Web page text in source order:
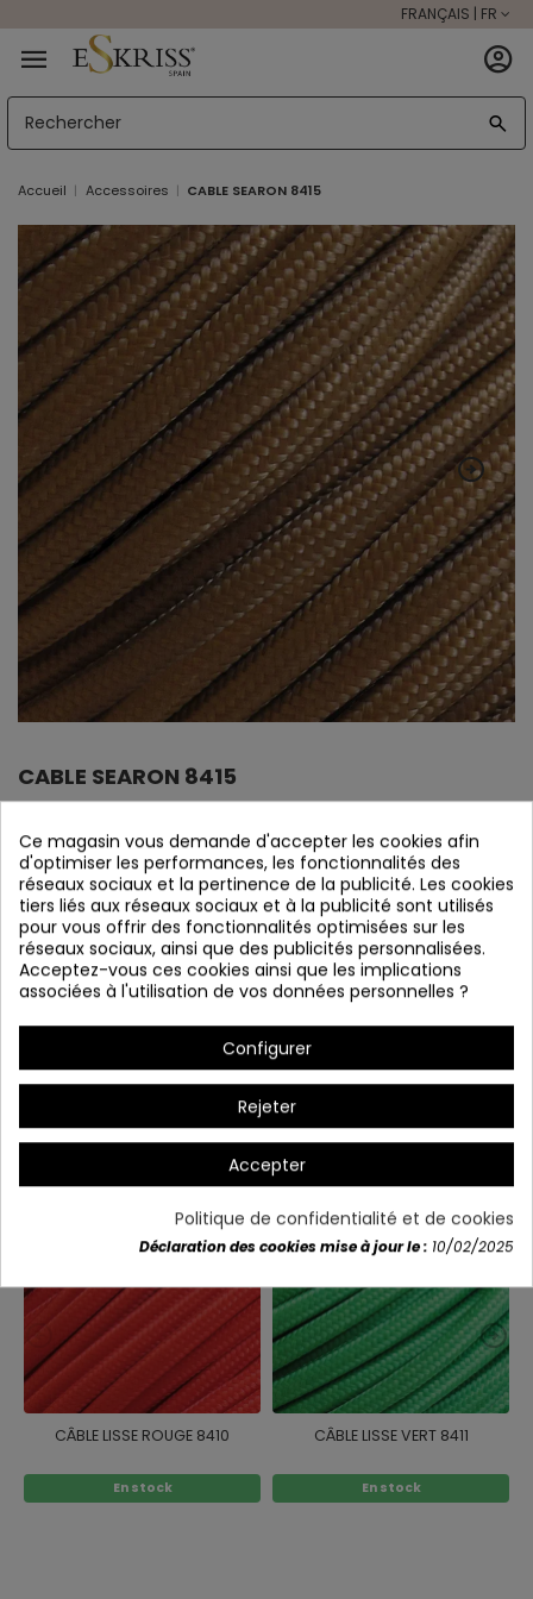
FRANÇAIS | FR
Accueil Accessoires CABLE SEARON 8415
CABLE SEARON 8415
En stock
Câble souple effet coton
Câble intérieur : 2 x 0,75 mm
Détails du produit
Vous aimerez aussi
CÂBLE LISSE ROUGE 8410
En stock
CÂBLE LISSE VERT 8411
En stock
Ce magasin vous demande d'accepter les cookies afin
d'optimiser les performances, les fonctionnalités des
réseaux sociaux et la pertinence de la publicité. Les cookies
tiers liés aux réseaux sociaux et à la publicité sont utilisés
pour vous offrir des fonctionnalités optimisées sur les
réseaux sociaux, ainsi que des publicités personnalisées.
Acceptez-vous ces cookies ainsi que les implications
associées à l'utilisation de vos données personnelles ?
Configurer
Rejeter
Accepter
Politique de confidentialité et de cookies
Déclaration des cookies mise à jour le : 10/02/2025